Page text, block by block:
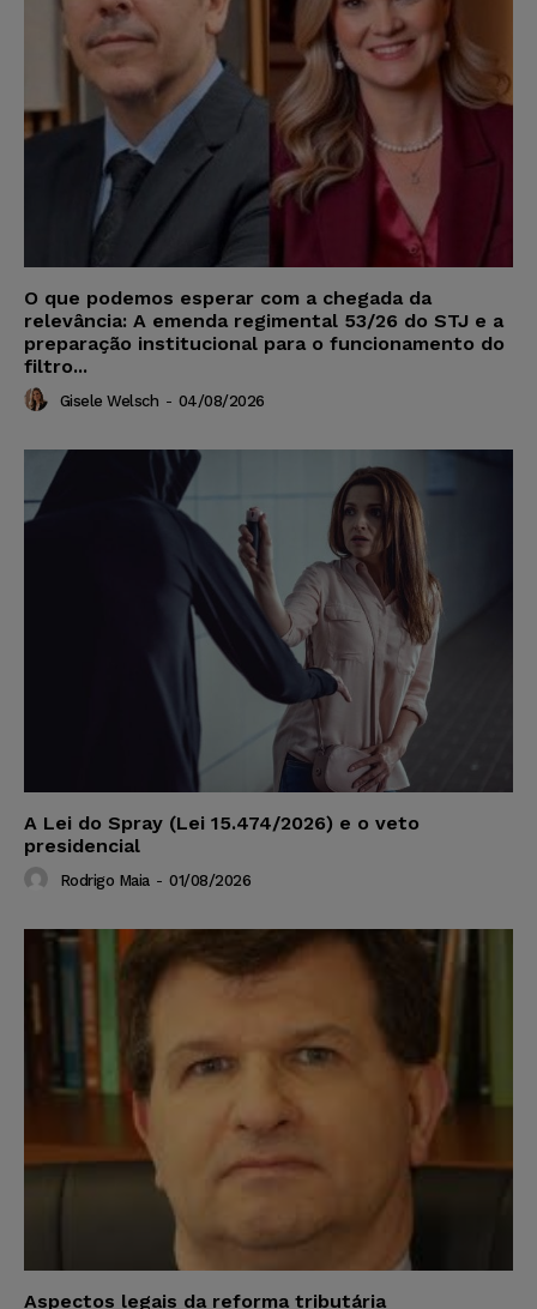
O que podemos esperar com a chegada da
relevância: A emenda regimental 53/26 do STJ e a
preparação institucional para o funcionamento do
filtro...
Gisele Welsch - 04/08/2026
A Lei do Spray (Lei 15.474/2026) e o veto
presidencial
Rodrigo Maia - 01/08/2026
Aspectos legais da reforma tributária